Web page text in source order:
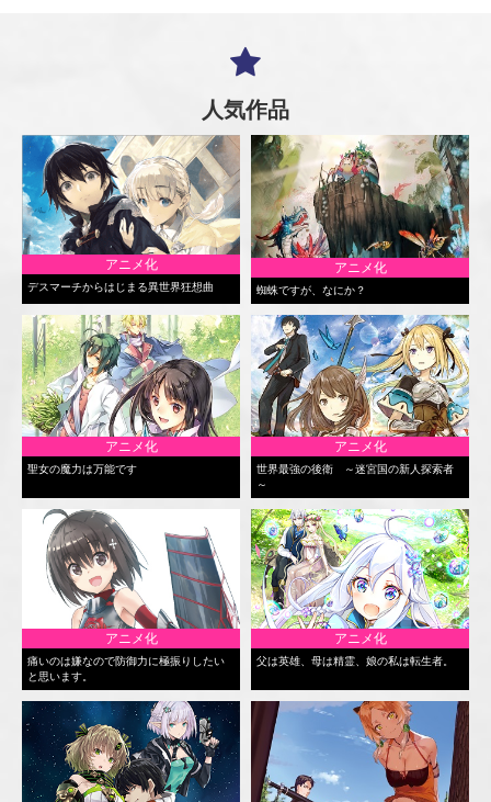
人気作品
アニメ化
デスマーチからはじまる異世界狂想曲
アニメ化
蜘蛛ですが、なにか？
アニメ化
聖女の魔力は万能です
アニメ化
世界最強の後衛 ～迷宮国の新人探索者
～
アニメ化
痛いのは嫌なので防御力に極振りしたい
と思います。
アニメ化
父は英雄、母は精霊、娘の私は転生者。